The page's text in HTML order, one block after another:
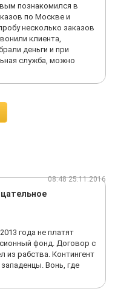
познакомился в
по Москве и
несколько заказов
клиента,
деньги и при
служба, можно
08:48 25.11.2016
года не платят
фонд. Договор с
рабства. Контингент
Вонь, где